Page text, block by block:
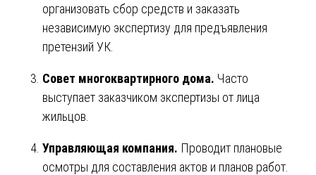
организовать сбор средств и заказать
независимую экспертизу для предъявления
претензий УК.
Совет многоквартирного дома. Часто
выступает заказчиком экспертизы от лица
жильцов.
Управляющая компания. Проводит плановые
осмотры для составления актов и планов работ.